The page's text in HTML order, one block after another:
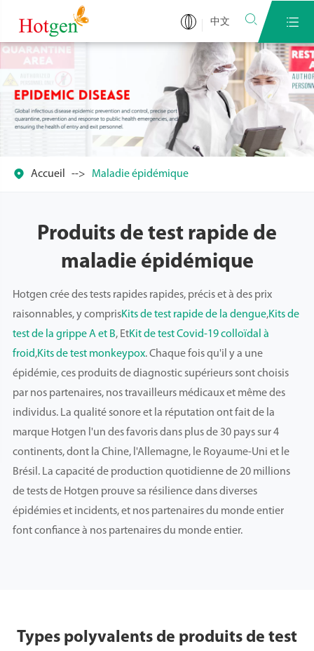
中文  
 Accueil Maladie épidémique
Produits de test rapide de
maladie épidémique
Hotgen crée des tests rapides rapides, précis et à des prix
raisonnables, y comprisKits de test rapide de la dengue,Kits de
test de la grippe A et B, EtKit de test Covid-19 colloïdal à
froid,Kits de test monkeypox. Chaque fois qu'il y a une
épidémie, ces produits de diagnostic supérieurs sont choisis
par nos partenaires, nos travailleurs médicaux et même des
individus. La qualité sonore et la réputation ont fait de la
marque Hotgen l'un des favoris dans plus de 30 pays sur 4
continents, dont la Chine, l'Allemagne, le Royaume-Uni et le
Brésil. La capacité de production quotidienne de 20 millions
de tests de Hotgen prouve sa résilience dans diverses
épidémies et incidents, et nos partenaires du monde entier
font confiance à nos partenaires du monde entier.
Types polyvalents de produits de test